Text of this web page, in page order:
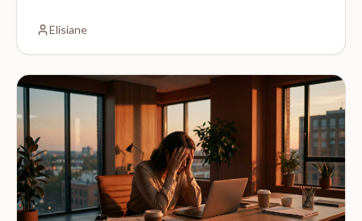
Elisiane